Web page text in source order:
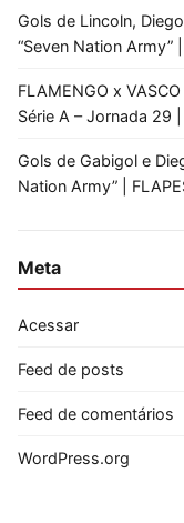
Gols de Lincoln,
“Seven Nation Army”
FLAMENGO x
Série A – Jornada 29
Gols de Gabigol e
Nation Army” |
Meta
Acessar
Feed de posts
Feed de comentários
WordPress.org